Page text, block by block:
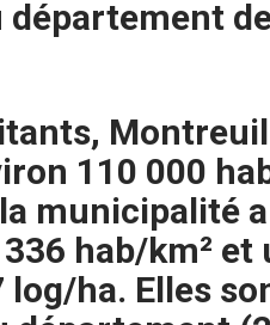
département
110 000
municipalité
hab/km² et
ha. Elles